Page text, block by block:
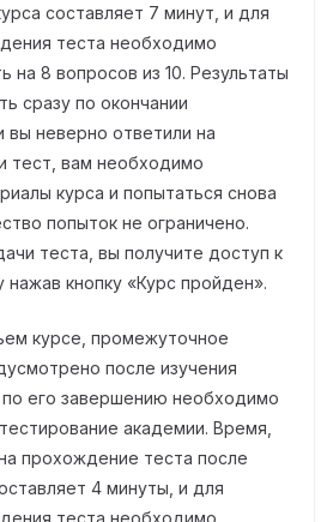
составляет 7 минут, и для
теста необходимо
на 8 вопросов из 10. Результаты
сразу по окончании
вы неверно ответили на
тест, вам необходимо
курса и попытаться снова
попыток не ограничено.
теста, вы получите доступ к
кнопку «Курс пройден».
курсе, промежуточное
после изучения
его завершению необходимо
академии. Время,
прохождение теста после
4 минуты, и для
теста необходимо